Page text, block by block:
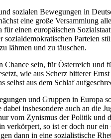
sozialen Bewegungen in
eine große Versammlung
einen europäischen
Parteien
lähmen und zu täuschen.
sein, für Österreich
wie aus Scherz bitterer
aus dem Schlaf
und Gruppen in
insbesondere auch an
vom Zynismus der Politik
verkörpert, so ist er doch nur
dann in eine sozialistische